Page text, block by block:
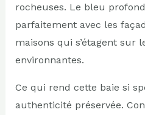
rocheuses. Le bleu
parfaitement avec les
maisons qui s’étagent sur
environnantes.
Ce qui rend cette baie si
authenticité préservée.